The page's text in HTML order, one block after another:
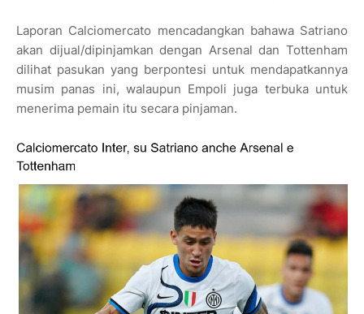
Laporan Calciomercato mencadangkan bahawa Satriano
akan dijual/dipinjamkan dengan Arsenal dan Tottenham
dilihat pasukan yang berpontesi untuk mendapatkannya
musim panas ini, walaupun Empoli juga terbuka untuk
menerima pemain itu secara pinjaman.